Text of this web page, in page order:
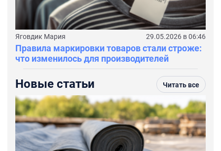
Яговдик Мария 29.05.2026 в 06:46
Правила маркировки товаров стали строже:
что изменилось для производителей
Новые статьи Читать все